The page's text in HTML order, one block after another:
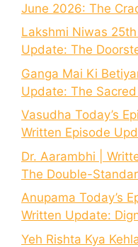
June 2026: The
Lakshmi Niwas
Update: The
Ganga Mai Ki
Update: The
Vasudha Today’s
Written Episode
Dr. Aarambhi |
The Double-
Anupama Today’s
Written Update:
Yeh Rishta Kya